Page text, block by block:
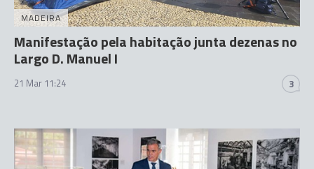
MADEIRA
Manifestação pela habitação junta dezenas no
Largo D. Manuel I
21 Mar 11:24 3